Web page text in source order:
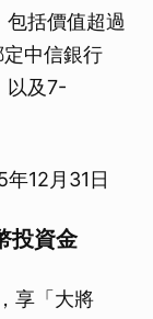
括價值超過
中信銀行
以及7-
12月31日
投資金
享「大將